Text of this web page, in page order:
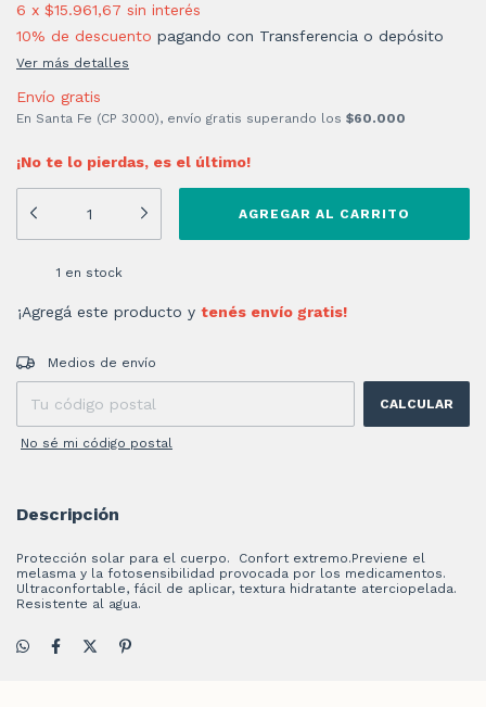
6 x $15.961,67 sin interés
10% de descuento pagando con Transferencia o depósito
Ver más detalles
Envío gratis
En Santa Fe (CP 3000), envío gratis superando los $60.000
¡No te lo pierdas, es el último!
1 en stock
¡Agregá este producto y tenés envío gratis!
Entregas para el CP:
Medios de envío
CALCULAR
No sé mi código postal
Descripción
Protección solar para el cuerpo. Confort extremo.Previene el
melasma y la fotosensibilidad provocada por los medicamentos.
Ultraconfortable, fácil de aplicar, textura hidratante aterciopelada.
Resistente al agua.